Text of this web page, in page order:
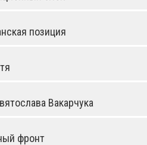
позиция
Вакарчука
фронт